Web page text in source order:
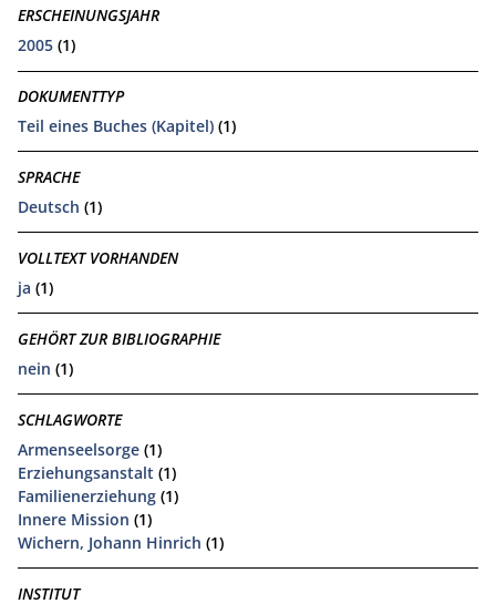
ERSCHEINUNGSJAHR
2005 (1)
DOKUMENTTYP
Teil eines Buches (Kapitel) (1)
SPRACHE
Deutsch (1)
VOLLTEXT VORHANDEN
ja (1)
GEHÖRT ZUR BIBLIOGRAPHIE
nein (1)
SCHLAGWORTE
Armenseelsorge (1)
Erziehungsanstalt (1)
Familienerziehung (1)
Innere Mission (1)
Wichern, Johann Hinrich (1)
INSTITUT